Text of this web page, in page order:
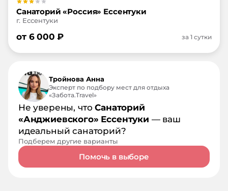
Санаторий «Россия» Ессентуки
г. Ессентуки
от 6 000 ₽ за 1 сутки
Тройнова Анна
Эксперт по подбору мест для отдыха
«Забота.Travel»
Не уверены, чтоСанаторий
«Анджиевского» Ессентуки — ваш
идеальный санаторий?
Подберем другие варианты
Помочь в выборе